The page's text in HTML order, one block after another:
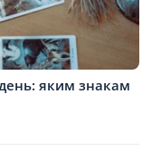
яким знакам